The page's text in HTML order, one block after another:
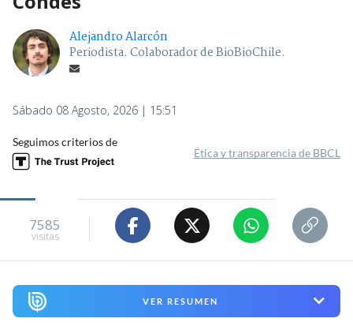
Alejandro Alarcón
Periodista. Colaborador de BioBioChile.
Sábado 08 Agosto, 2026 | 15:51
Seguimos criterios de
Ética y transparencia de BBCL
7585
visitas
VER RESUMEN